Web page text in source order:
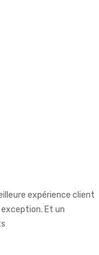
expérience client
Et un